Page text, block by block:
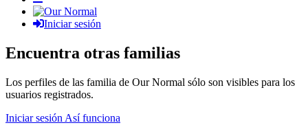
Iniciar sesión
Encuentra otras familias
Los perfiles de las familia de Our Normal sólo son visibles para los
usuarios registrados.
Iniciar sesión Así funciona